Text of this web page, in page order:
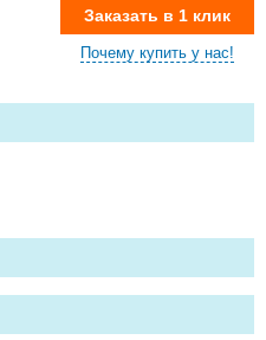
Заказать в 1 клик
Почему купить у нас!